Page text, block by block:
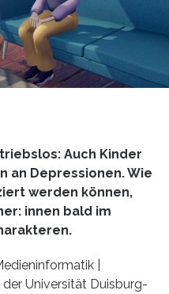
Auch Kinder
an Depressionen. Wie
werden können,
innen bald im
|
Universität Duisburg-